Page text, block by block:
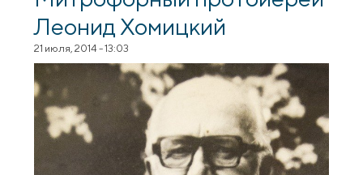
Леонид Хомицкий
21 июля, 2014 - 13:03